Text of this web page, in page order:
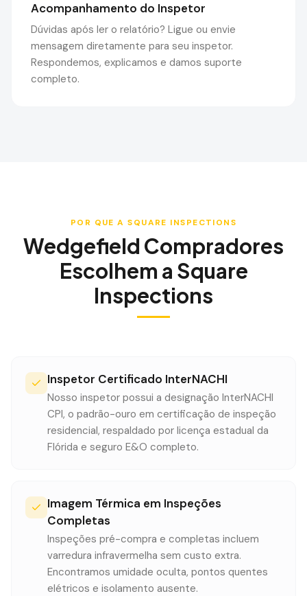
Acompanhamento do Inspetor
Dúvidas após ler o relatório? Ligue ou envie
mensagem diretamente para seu inspetor.
Respondemos, explicamos e damos suporte
completo.
POR QUE A SQUARE INSPECTIONS
Wedgefield Compradores
Escolhem a Square
Inspections
Inspetor Certificado InterNACHI
Nosso inspetor possui a designação InterNACHI
CPI, o padrão-ouro em certificação de inspeção
residencial, respaldado por licença estadual da
Flórida e seguro E&O completo.
Imagem Térmica em Inspeções
Completas
Inspeções pré-compra e completas incluem
varredura infravermelha sem custo extra.
Encontramos umidade oculta, pontos quentes
elétricos e isolamento ausente.